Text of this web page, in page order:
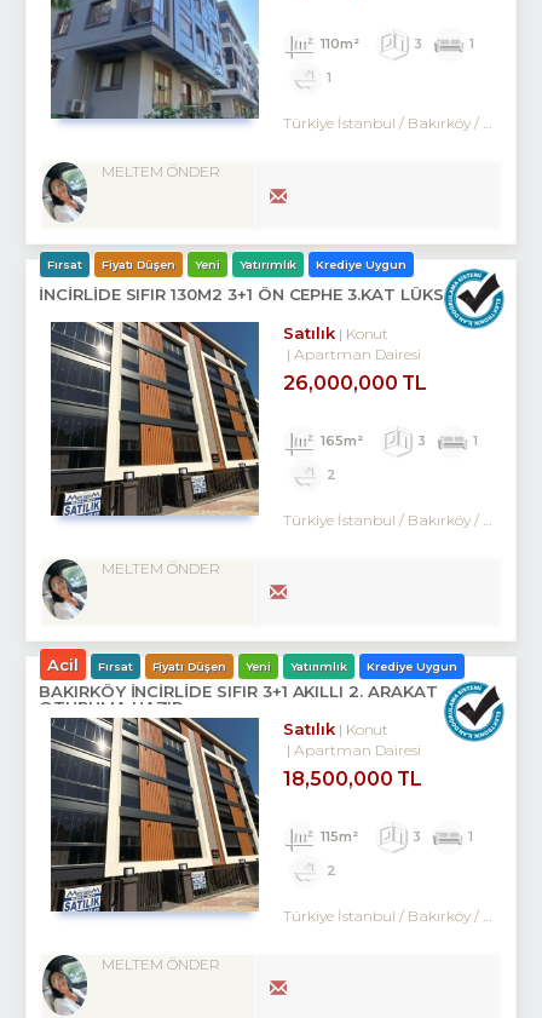
110m² 3
1
1
Türkiye İstanbul / Bakırköy/ Kartaltepe
MELTEM ÖNDER
Fırsat Fiyatı Düşen Yeni Yatırımlık Krediye Uygun
İNCİRLİDE SIFIR 130M2 3+1 ÖN CEPHE 3.KAT LÜKS DAİRE
Satılık
Konut
Apartman Dairesi
26,000,000 TL
165m² 3
1
2
Türkiye İstanbul / Bakırköy/ Kartaltepe
MELTEM ÖNDER
Acil Fırsat Fiyatı Düşen Yeni Yatırımlık Krediye Uygun
BAKIRKÖY İNCİRLİDE SIFIR 3+1 AKILLI 2. ARAKAT
OTURUMA HAZIR
Satılık
Konut
Apartman Dairesi
18,500,000 TL
115m² 3
1
2
Türkiye İstanbul / Bakırköy/ Kartaltepe
MELTEM ÖNDER